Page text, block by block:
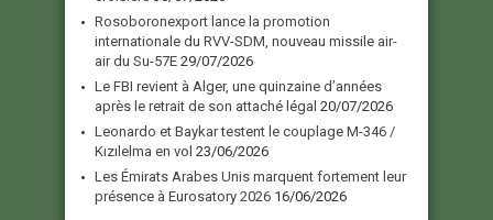
Rosoboronexport lance la promotion
internationale du RVV-SDM, nouveau missile air-
air du Su-57E 29/07/2026
Le FBI revient à Alger, une quinzaine d’années
après le retrait de son attaché légal 20/07/2026
Leonardo et Baykar testent le couplage M-346 /
Kızılelma en vol 23/06/2026
Les Émirats Arabes Unis marquent fortement leur
présence à Eurosatory 2026 16/06/2026